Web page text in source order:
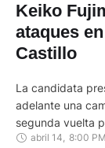
Keiko
ataques
Castillo
La candidata
adelante una
segunda vuelta
postulante de
abril 14 8:00 PM